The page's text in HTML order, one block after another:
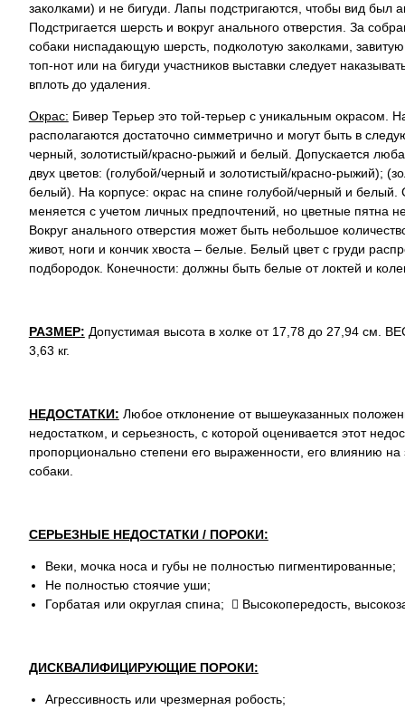
заколками) и не бигуди. Лапы подстригаются, чтобы вид был
Подстригается шерсть и вокруг анального отверстия. За
собаки ниспадающую шерсть, подколотую заколками,
топ-нот или на бигуди участников выставки следует
вплоть до удаления.
Окрас: Бивер Терьер это той-терьер с уникальным окрасом.
располагаются достаточно симметрично и могут быть в
черный, золотистый/красно-рыжий и белый. Допускается
двух цветов: (голубой/черный и золотистый/красно-рыжий);
белый). На корпусе: окрас на спине голубой/черный и
меняется с учетом личных предпочтений, но цветные пятна
Вокруг анального отверстия может быть небольшое
живот, ноги и кончик хвоста – белые. Белый цвет с груди
подбородок. Конечности: должны быть белые от локтей и
РАЗМЕР: Допустимая высота в холке от 17,78 до 27,94 см.
3,63 кг.
НЕДОСТАТКИ: Любое отклонение от вышеуказанных
недостатком, и серьезность, с которой оценивается этот
пропорционально степени его выраженности, его влиянию на
собаки.
СЕРЬЕЗНЫЕ НЕДОСТАТКИ / ПОРОКИ:
Веки, мочка носа и губы не полностью пигментированные;
Не полностью стоячие уши;
Горбатая или округлая спина;  Высокопередость,
ДИСКВАЛИФИЦИРУЮЩИЕ ПОРОКИ:
Агрессивность или чрезмерная робость;